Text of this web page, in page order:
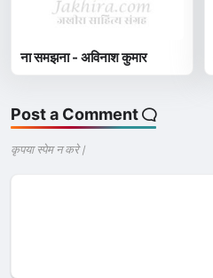
ना समझना - अविनाश कुमार
Post a Comment
कृपया स्पेम न करे |